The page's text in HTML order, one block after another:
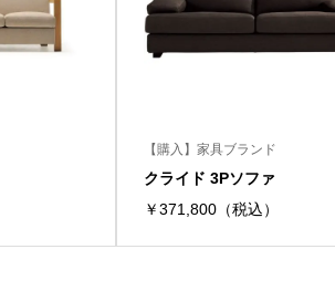
【購入】家具ブランド
クライド 3Pソファ
￥371,800（税込）